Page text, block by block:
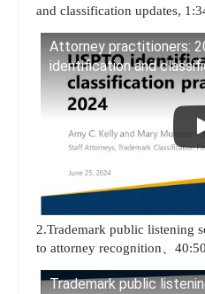
and classification updates,
Attorney practitioners:
identification and
2.Trademark public listening
to attorney recognition、
Trademark public